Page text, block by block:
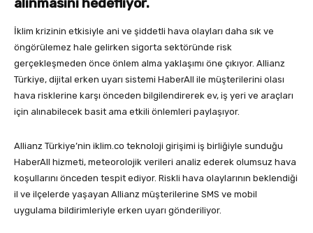
alınmasını hedefliyor.
İklim krizinin etkisiyle ani ve şiddetli hava olayları daha sık ve
öngörülemez hale gelirken sigorta sektöründe risk
gerçekleşmeden önce önlem alma yaklaşımı öne çıkıyor. Allianz
Türkiye, dijital erken uyarı sistemi HaberAll ile müşterilerini olası
hava risklerine karşı önceden bilgilendirerek ev, iş yeri ve araçları
için alınabilecek basit ama etkili önlemleri paylaşıyor.
Allianz Türkiye’nin iklim.co teknoloji girişimi iş birliğiyle sunduğu
HaberAll hizmeti, meteorolojik verileri analiz ederek olumsuz hava
koşullarını önceden tespit ediyor. Riskli hava olaylarının beklendiği
il ve ilçelerde yaşayan Allianz müşterilerine SMS ve mobil
uygulama bildirimleriyle erken uyarı gönderiliyor.